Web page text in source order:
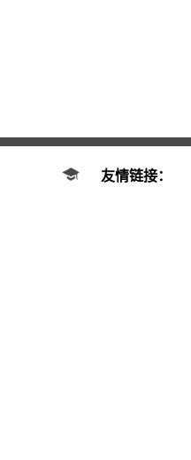
友情链接：